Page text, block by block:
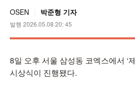
OSEN 박준형 기자
발행 2026.05.08 20: 45
8일 오후 서울 삼성동 코엑스에서 ‘
시상식이 진행됐다.